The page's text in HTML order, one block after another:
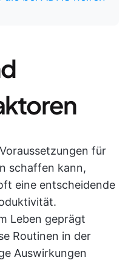
für
schaffen kann,
eine entscheidende
Leben geprägt
Routinen in der
Auswirkungen